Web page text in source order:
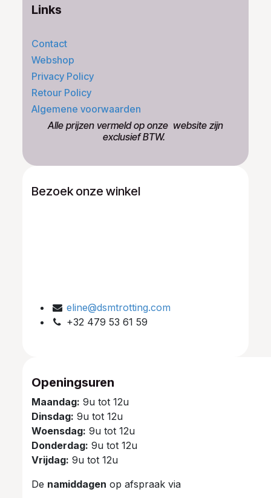
Links
Contact
Webshop
Privacy Policy
Retour Policy
Algemene voorwaarden
​Alle prijzen vermeld op onze ​website zijn
exclusief BTW.
Bezoek onze winkel
eline@dsmtrotting.com
+32 479 53 61 59
Openingsuren
Maandag: 9u tot 12u
Dinsdag: 9u tot 12u
Woensdag: 9u tot 12u
Donderdag: 9u tot 12u
Vrijdag: 9u tot 12u
De namiddagen op afspraak via